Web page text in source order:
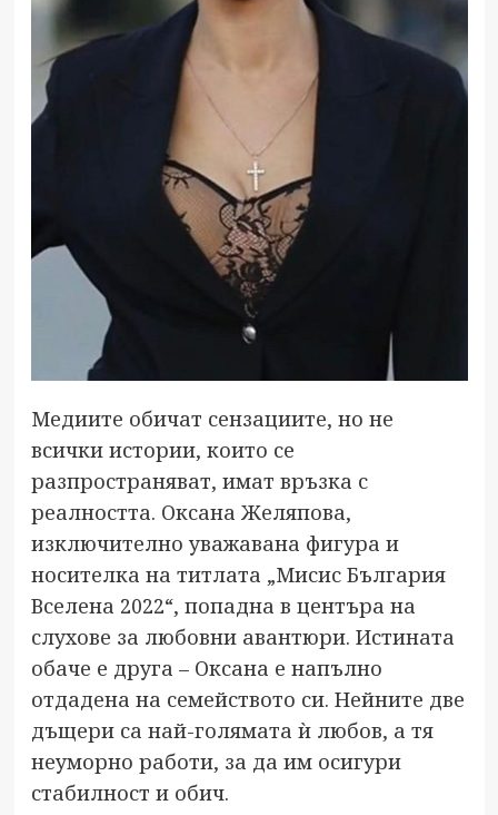
Медиите обичат сензациите, но не
всички истории, които се
разпространяват, имат връзка с
реалността. Оксана Желяпова,
изключително уважавана фигура и
носителка на титлата „Мисис България
Вселена 2022“, попадна в центъра на
слухове за любовни авантюри. Истината
обаче е друга – Оксана е напълно
отдадена на семейството си. Нейните две
дъщери са най-голямата ѝ любов, а тя
неуморно работи, за да им осигури
стабилност и обич.